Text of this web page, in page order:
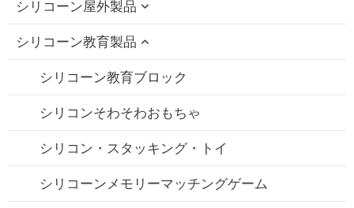
シリコンボトルブラシ
シリコン製フィーディングボウル/スプーンセッ
シリコーン猫の歯が生えるおもちゃ
シリコーン犬チューおもちゃ
シリコーンペットバスブラシ
シリコーンペットフィーディングボウル
シリコーンペットリックマット
シリコーンペットトリートバッグ
シリコーン屋外製品
シリコン製折りたたみ式カップ
シリコン製ストローキャップ
シリコーン・トラベルセット
シリコーン折りたたみランチボックス
シリコーン教育製品
シリコーン教育ブロック
シリコンそわそわおもちゃ
シリコン・スタッキング・トイ
シリコーンメモリーマッチングゲーム